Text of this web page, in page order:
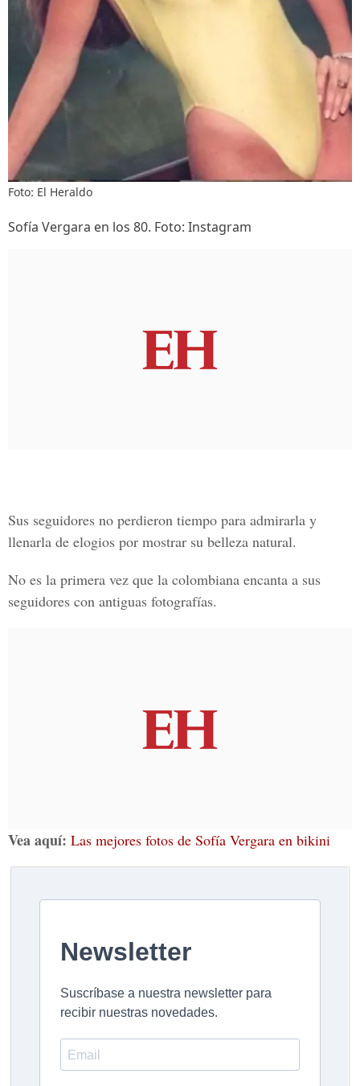
Foto: El Heraldo
Sofía Vergara en los 80. Foto: Instagram
Sus seguidores no perdieron tiempo para admirarla y
llenarla de elogios por mostrar su belleza natural.
No es la primera vez que la colombiana encanta a sus
seguidores con antiguas fotografías.
Vea aquí: Las mejores fotos de Sofía Vergara en bikini